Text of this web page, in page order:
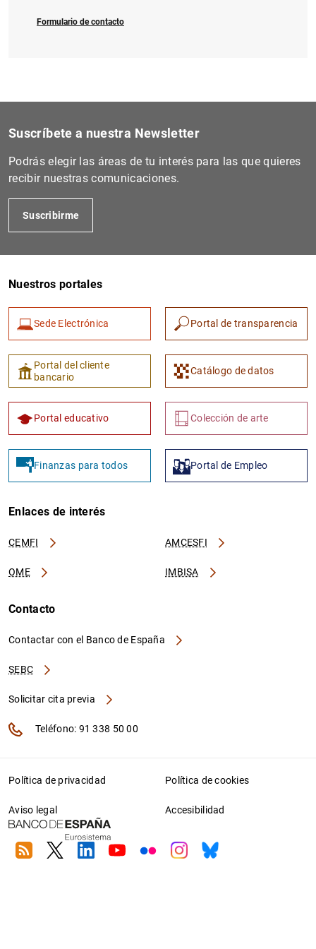
Formulario de contacto
Suscríbete a nuestra Newsletter
Podrás elegir las áreas de tu interés para las que quieres
recibir nuestras comunicaciones.
Suscribirme
Nuestros portales
Sede Electrónica Portal de transparencia
Portal del cliente
bancario
Catálogo de datos
Portal educativo Colección de arte
Finanzas para todos Portal de Empleo
Enlaces de interés
CEMFI AMCESFI
OME IMBISA
Contacto
Contactar con el Banco de España
SEBC
Solicitar cita previa
Teléfono: 91 338 50 00
Política de privacidad Política de cookies
Aviso legal Accesibilidad
RSS TwitterLinkedin
YoutubeFlickrInstagram
Bluesky